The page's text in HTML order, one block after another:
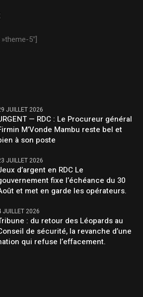
5″]
JUILLET 2026
— RDC : Le Procureur général
M’Vonde Mambu reste bel et
à son poste
JUILLET 2026
d’argent en RDC Le
fixe l’échéance du 30
et met en garde les opérateurs.
JUILLET 2026
: du retour des Léopards au
de sécurité, la revanche d’une
qui refuse l’effacement.